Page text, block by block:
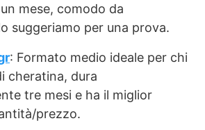
mese, comodo da
suggeriamo per una prova.
: Formato medio ideale per chi
cheratina, dura
tre mesi e ha il miglior
prezzo.